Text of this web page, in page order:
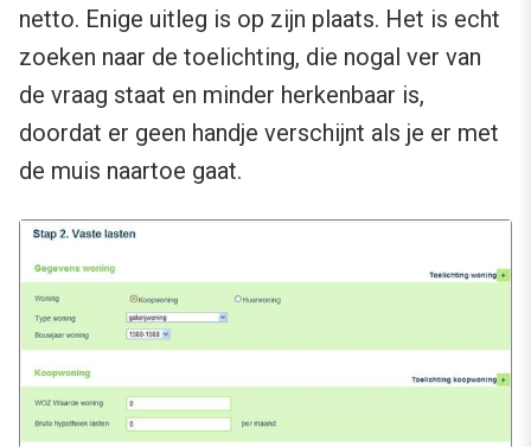
netto. Enige uitleg is op zijn plaats. Het is echt
zoeken naar de toelichting, die nogal ver van
de vraag staat en minder herkenbaar is,
doordat er geen handje verschijnt als je er met
de muis naartoe gaat.